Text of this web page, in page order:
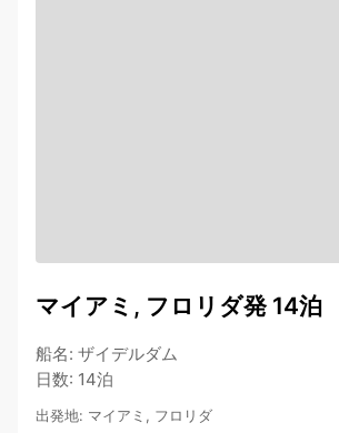
マイアミ, フロリダ発 14泊
船名: ザイデルダム
日数: 14泊
出発地: マイアミ, フロリダ